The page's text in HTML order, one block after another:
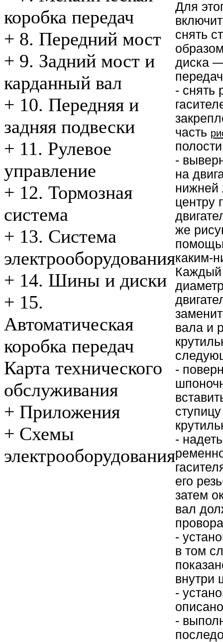
коробка передач
+ 8. Передний мост
+ 9. Задний мост и
карданный вал
+ 10. Передняя и
задняя подвески
+ 11. Рулевое
управление
+ 12. Тормозная
система
+ 13. Система
электрооборудования
+ 14. Шины и диски
+ 15.
Автоматическая
коробка передач
Карта технического
обслуживания
+ Приложения
+ Схемы
электрооборудования
Для
снять
диска
- снять
часть
-
на
нижней
центру
же
каким-
Каждый
вала и
-
-
его
затем
вал
-
в том
внутри
-
-